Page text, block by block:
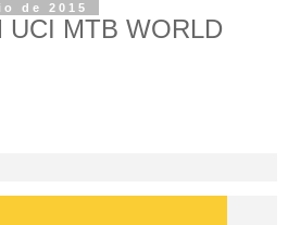
de 2015
UCI MTB WORLD